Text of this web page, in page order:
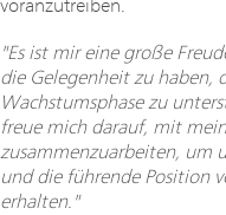
"Es ist mir eine große
die Gelegenheit zu haben,
Wachstumsphase zu
freue mich darauf, mit
zusammenzuarbeiten, um
und die führende Position
erhalten."